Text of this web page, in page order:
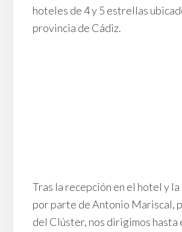
hoteles de 4 y 5 estrellas
provincia de Cádiz.
Tras la recepción en el hotel y
por parte de Antonio Mariscal,
del Clúster, nos dirigimos hasta